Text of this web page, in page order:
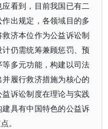
看到，目前我国已有二
出规定，各领域目的多
济本位作为公益诉讼制
仍需统筹兼顾惩罚、预
多元功能，构建以司法
履行救济措施为核心的
诉讼制度在理论与实践
具有中国特色的公益诉
。